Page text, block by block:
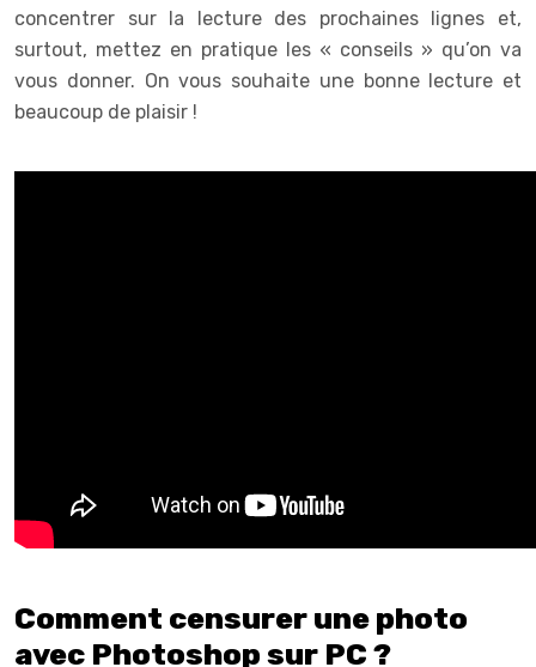
concentrer sur la lecture des prochaines lignes et,
surtout, mettez en pratique les « conseils » qu’on va
vous donner. On vous souhaite une bonne lecture et
beaucoup de plaisir !
Comment censurer une photo
avec Photoshop sur PC ?